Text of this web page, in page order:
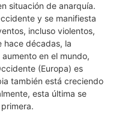
situación de anarquía.
y se manifiesta
incluso violentos,
hace décadas, la
en el mundo,
(Europa) es
también está creciendo
esta última se